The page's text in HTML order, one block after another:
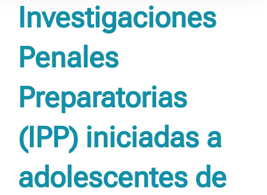
Investigaciones
Penales
Preparatorias
(IPP) iniciadas a
adolescentes de